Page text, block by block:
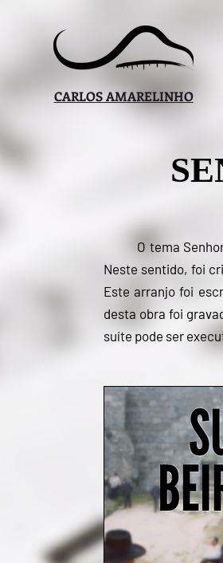
CARLOS AMARELINHO
O tema
Neste sentido, foi
Este arranjo foi
desta obra foi
suíte pode ser